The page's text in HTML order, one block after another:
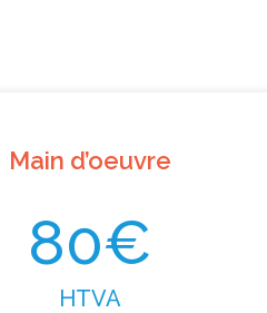
Main d’oeuvre
80€
HTVA